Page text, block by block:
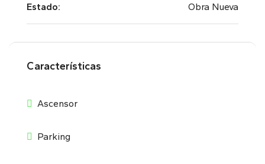
Estado: Obra Nueva
Características
Ascensor
Parking